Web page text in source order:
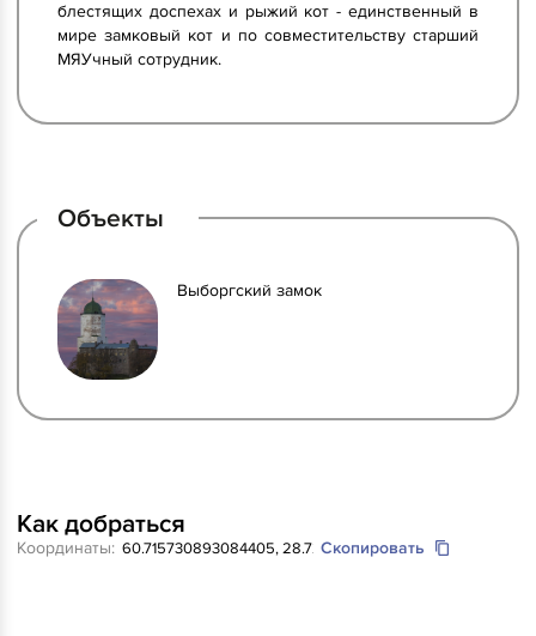
блестящих доспехах и рыжий кот - единственный в
мире замковый кот и по совместительству старший
МЯУчный сотрудник.
Объекты
Выборгский замок
Координаты: Скопировать
Как добраться